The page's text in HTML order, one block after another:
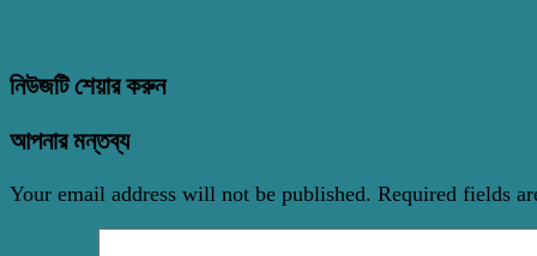
নিউজটি শেয়ার করুন
আপনার মন্তব্য
Your email address will not be published. Required fields